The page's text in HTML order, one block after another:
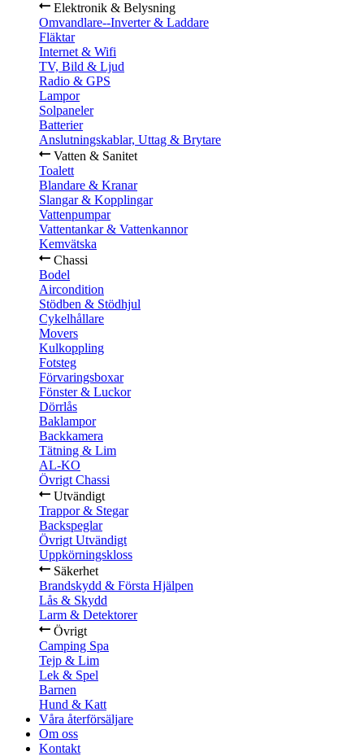
Elektronik & Belysning
Omvandlare--Inverter & Laddare
Fläktar
Internet & Wifi
TV, Bild & Ljud
Radio & GPS
Lampor
Solpaneler
Batterier
Anslutningskablar, Uttag & Brytare
Vatten & Sanitet
Toalett
Blandare & Kranar
Slangar & Kopplingar
Vattenpumpar
Vattentankar & Vattenkannor
Kemvätska
Chassi
Bodel
Aircondition
Stödben & Stödhjul
Cykelhållare
Movers
Kulkoppling
Fotsteg
Förvaringsboxar
Fönster & Luckor
Dörrlås
Baklampor
Backkamera
Tätning & Lim
AL-KO
Övrigt Chassi
Utvändigt
Trappor & Stegar
Backspeglar
Övrigt Utvändigt
Uppkörningskloss
Säkerhet
Brandskydd & Första Hjälpen
Lås & Skydd
Larm & Detektorer
Övrigt
Camping Spa
Tejp & Lim
Lek & Spel
Barnen
Hund & Katt
Våra återförsäljare
Om oss
Kontakt